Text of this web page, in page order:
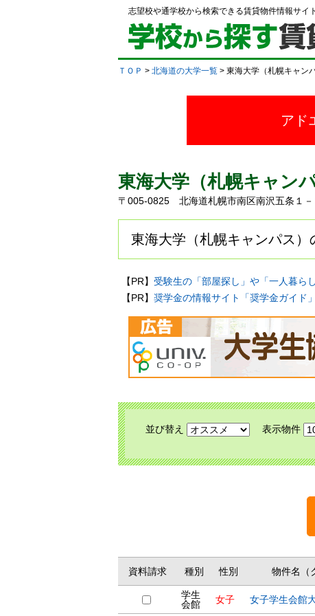
志望校や通学校から検索できる賃貸物件情報サイト
ＴＯＰ > 北海道の大学一覧 > 東海大学（札幌キャンパ
アド
東海大学（札幌キャンパ
〒005-0825 北海道札幌市南区南沢五条１
東海大学（札幌キャンパス）
【PR】 受験生の「部屋探し」や「一人暮ら
【PR】 奨学金の情報サイト「奨学金ガイド
並び替え 表示物件
資料請求 種別 性別 物件名（
学生
会館
女子 女子学生会館